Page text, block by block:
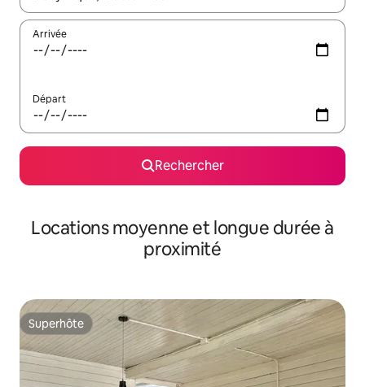
Arrivée
Départ
Rechercher
Locations moyenne et longue durée à
proximité
Superhôte
Superhôte